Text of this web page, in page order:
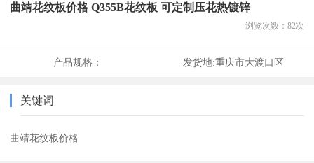
曲靖花纹板价格 Q355B花纹板 可定制压花热镀锌
浏览次数： 82次
产品规格： 发货地:重庆市大渡口区
关键词
曲靖花纹板价格